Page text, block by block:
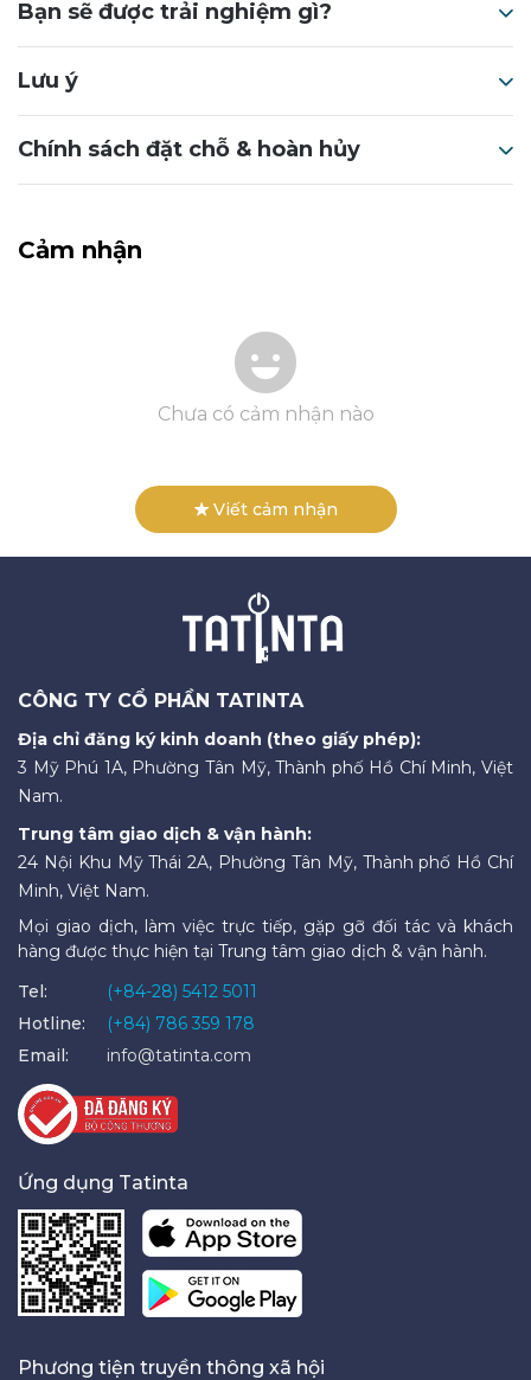
Bạn sẽ được trải nghiệm gì?
Lưu ý
Chính sách đặt chỗ & hoàn hủy
Cảm nhận
Chưa có cảm nhận nào
Viết cảm nhận
CÔNG TY CỔ PHẦN TATINTA
Địa chỉ đăng ký kinh doanh (theo giấy phép):
3 Mỹ Phú 1A, Phường Tân Mỹ, Thành phố Hồ Chí Minh, Việt
Nam.
Trung tâm giao dịch & vận hành:
24 Nội Khu Mỹ Thái 2A, Phường Tân Mỹ, Thành phố Hồ Chí
Minh, Việt Nam.
Mọi giao dịch, làm việc trực tiếp, gặp gỡ đối tác và khách
hàng được thực hiện tại Trung tâm giao dịch & vận hành.
Tel:
(+84-28) 5412 5011
Hotline:
(+84) 786 359 178
Email:
info@tatinta.com
Ứng dụng Tatinta
Phương tiện truyền thông xã hội